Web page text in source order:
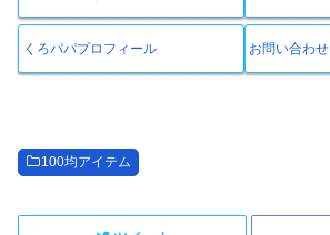
くろパパプロフィール お問い合わせ
100均アイテム